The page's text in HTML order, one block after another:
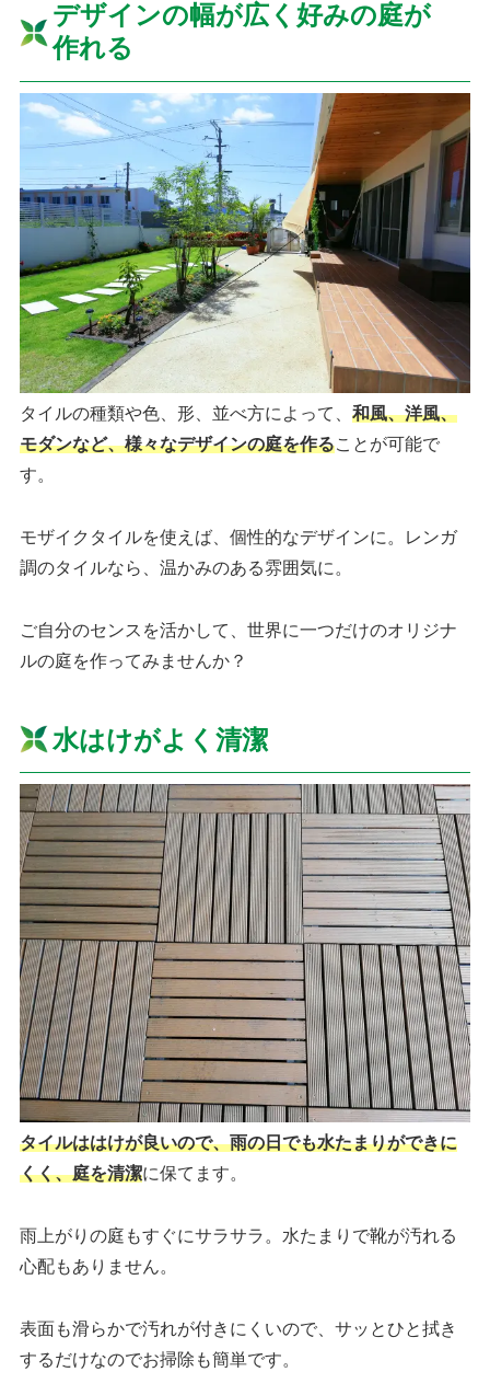
デザインの幅が広く好みの庭が
作れる
タイルの種類や色、形、並べ方によって、和風、洋風、
モダンなど、様々なデザインの庭を作ることが可能で
す。
モザイクタイルを使えば、個性的なデザインに。レンガ
調のタイルなら、温かみのある雰囲気に。
ご自分のセンスを活かして、世界に一つだけのオリジナ
ルの庭を作ってみませんか？
水はけがよく清潔
タイルははけが良いので、雨の日でも水たまりができに
くく、庭を清潔に保てます。
雨上がりの庭もすぐにサラサラ。水たまりで靴が汚れる
心配もありません。
表面も滑らかで汚れが付きにくいので、サッとひと拭き
するだけなのでお掃除も簡単です。